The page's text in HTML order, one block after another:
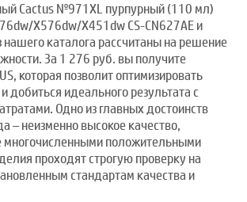
Cactus №971XL пурпурный (110 мл)
X576dw/X451dw CS-CN627AE и
нашего каталога рассчитаны на решение
За 1 276 руб. вы получите
которая позволит оптимизировать
добиться идеального результата с
Одно из главных достоинств
– неизменно высокое качество,
многочисленными положительными
проходят строгую проверку на
стандартам качества и